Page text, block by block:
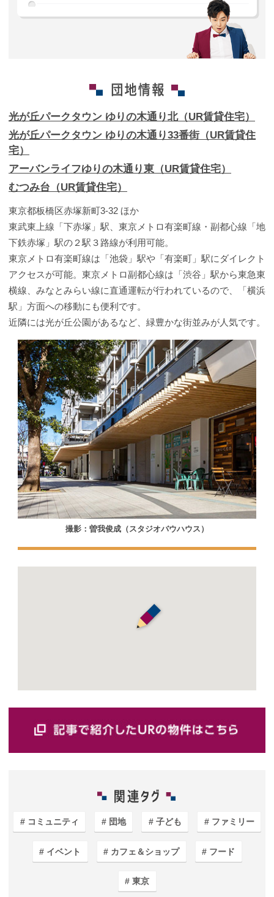
光が丘パークタウン ゆりの木通り北（UR賃貸住宅）
光が丘パークタウン ゆりの木通り33番街（UR賃貸住
宅）
アーバンライフゆりの木通り東（UR賃貸住宅）
むつみ台（UR賃貸住宅）
東京都板橋区赤塚新町3-32 ほか
東武東上線「下赤塚」駅、東京メトロ有楽町線・副都心線「地
下鉄赤塚」駅の２駅３路線が利用可能。
東京メトロ有楽町線は「池袋」駅や「有楽町」駅にダイレクト
アクセスが可能。東京メトロ副都心線は「渋谷」駅から東急東
横線、みなとみらい線に直通運転が行われているので、「横浜
駅」方面への移動にも便利です。
近隣には光が丘公園があるなど、緑豊かな街並みが人気です。
撮影：曽我俊成（スタジオバウハウス）
コミュニティ 団地 子ども ファミリー
イベント カフェ＆ショップ フード
東京